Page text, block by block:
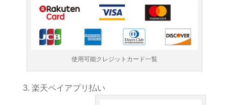
使用可能クレジットカード一覧
楽天ペイアプリ払い